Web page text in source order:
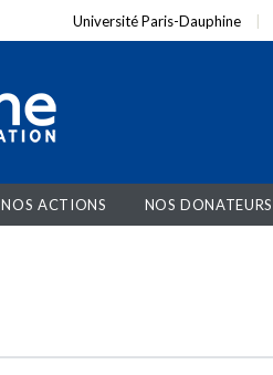
Université Paris-Dauphine
NOS ACTIONS NOS DONATEURS